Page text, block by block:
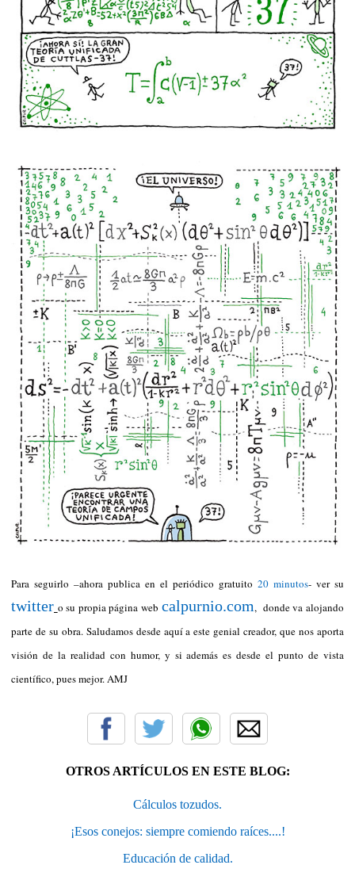
Para seguirlo –ahora publica en el periódico gratuito 20 minutos- ver su
twitter o su propia página web calpurnio.com, donde va alojando
parte de su obra. Saludamos desde aquí a este genial creador, que nos aporta
visión de la realidad con humor, y si además es desde el punto de vista
científico, pues mejor. AMJ
OTROS ARTÍCULOS EN ESTE BLOG:
Cálculos tozudos.
¡Esos conejos: siempre comiendo raíces....!
Educación de calidad.